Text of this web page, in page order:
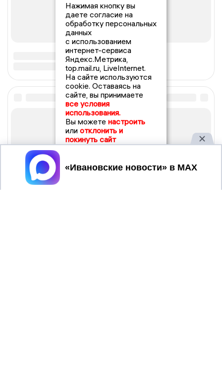
Нажимая кнопку вы
даете согласие на
обработку персональных
данных
с использованием
интернет-сервиса
Яндекс.Метрика,
top.mail.ru, LiveInternet.
На сайте используются
cookie. Оставаясь на
сайте, вы принимаете
все условия
использования.
Вы можете настроить
или отклонить и
покинуть сайт
Принять